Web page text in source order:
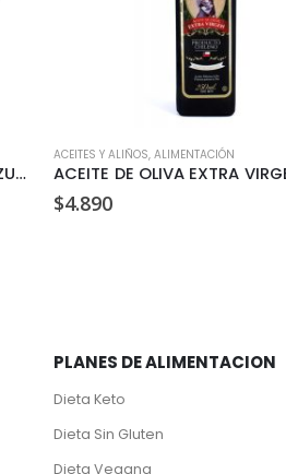
ALFAJOR VEGANO DE GUINDA DULZURA VEGETAL 35GR
ACEITES Y ALIÑOS, ALIMENTACIÓN
$4.890
PLANES DE ALIMENTACION
Dieta Keto
Dieta Sin Gluten
Dieta Vegana